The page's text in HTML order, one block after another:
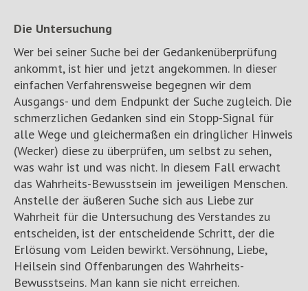
Die Untersuchung
Wer bei seiner Suche bei der Gedankenüberprüfung
ankommt, ist hier und jetzt angekommen. In dieser
einfachen Verfahrensweise begegnen wir dem
Ausgangs- und dem Endpunkt der Suche zugleich. Die
schmerzlichen Gedanken sind ein Stopp-Signal für
alle Wege und gleichermaßen ein dringlicher Hinweis
(Wecker) diese zu überprüfen, um selbst zu sehen,
was wahr ist und was nicht. In diesem Fall erwacht
das Wahrheits-Bewusstsein im jeweiligen Menschen.
Anstelle der äußeren Suche sich aus Liebe zur
Wahrheit für die Untersuchung des Verstandes zu
entscheiden, ist der entscheidende Schritt, der die
Erlösung vom Leiden bewirkt. Versöhnung, Liebe,
Heilsein sind Offenbarungen des Wahrheits-
Bewusstseins. Man kann sie nicht erreichen.